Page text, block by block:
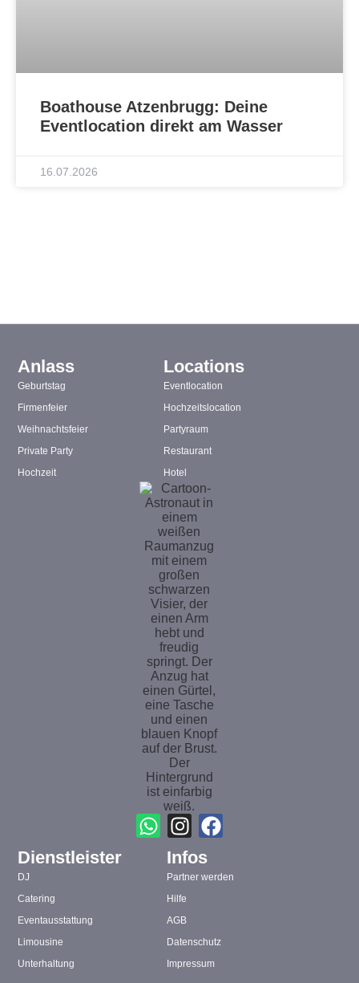
Boathouse Atzenbrugg: Deine
Eventlocation direkt am Wasser
16.07.2026
Anlass
Geburtstag
Firmenfeier
Weihnachtsfeier
Private Party
Hochzeit
Locations
Eventlocation
Hochzeitslocation
Partyraum
Restaurant
Hotel
Dienstleister
DJ
Catering
Eventausstattung
Limousine
Unterhaltung
Infos
Partner werden
Hilfe
AGB
Datenschutz
Impressum